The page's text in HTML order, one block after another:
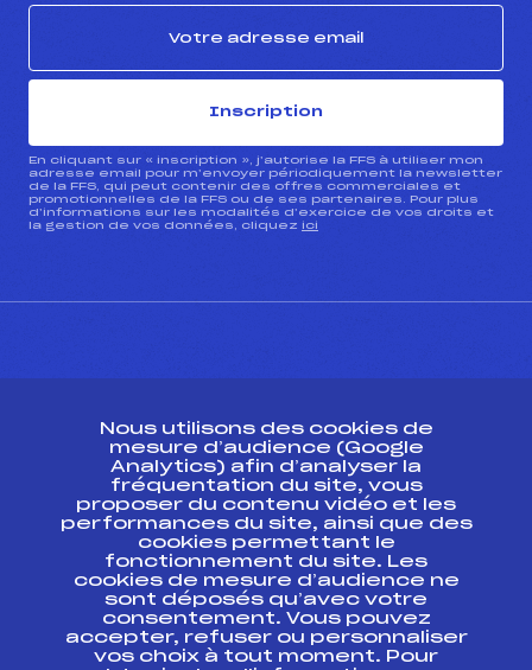
Inscription
En cliquant sur « inscription », j’autorise la FFS à utiliser mon
adresse email pour m’envoyer périodiquement la newsletter
de la FFS, qui peut contenir des offres commerciales et
promotionnelles de la FFS ou de ses partenaires. Pour plus
d’informations sur les modalités d’exercice de vos droits et
la gestion de vos données, cliquez ici
ESPACE PRESSE
Ressources
Pass’Neige
Projet sportif fédéral
Projet de performance fédéral
Antidopage
Pôle Développement, Formation, Suivi
Scientifique
Nous utilisons des cookies de
mesure d’audience (Google
Analytics) afin d’analyser la
fréquentation du site, vous
proposer du contenu vidéo et les
performances du site, ainsi que des
cookies permettant le
fonctionnement du site. Les
cookies de mesure d’audience ne
sont déposés qu’avec votre
consentement. Vous pouvez
accepter, refuser ou personnaliser
vos choix à tout moment. Pour